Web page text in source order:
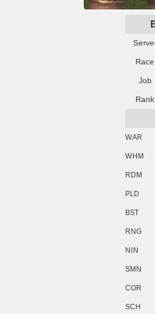
Race
Job
Rank
WAR
WHM
RDM
PLD
BST
RNG
NIN
SMN
COR
SCH